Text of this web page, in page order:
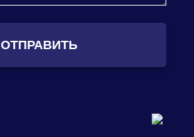
ОТПРАВИТЬ